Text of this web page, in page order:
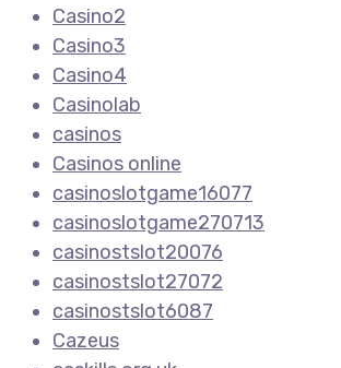
Casino2
Casino3
Casino4
Casinolab
casinos
Casinos online
casinoslotgame16077
casinoslotgame270713
casinostslot20076
casinostslot27072
casinostslot6087
Cazeus